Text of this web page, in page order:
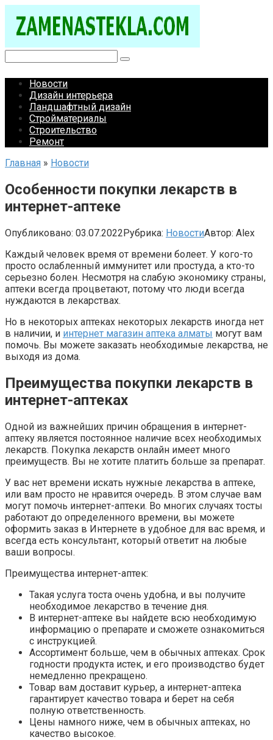
контенту
Новости
Дизайн интерьера
Ландшафтный дизайн
Стройматериалы
Строительство
Ремонт
Главная » Новости
Особенности покупки лекарств в
интернет-аптеке
Опубликовано: 03.07.2022Рубрика: НовостиАвтор: Alex
Каждый человек время от времени болеет. У кого-то
просто ослабленный иммунитет или простуда, а кто-то
серьезно болен. Несмотря на слабую экономику страны,
аптеки всегда процветают, потому что люди всегда
нуждаются в лекарствах.
Но в некоторых аптеках некоторых лекарств иногда нет
в наличии, и интернет магазин аптека алматы могут вам
помочь. Вы можете заказать необходимые лекарства, не
выходя из дома.
Преимущества покупки лекарств в
интернет-аптеках
Одной из важнейших причин обращения в интернет-
аптеку является постоянное наличие всех необходимых
лекарств. Покупка лекарств онлайн имеет много
преимуществ. Вы не хотите платить больше за препарат.
У вас нет времени искать нужные лекарства в аптеке,
или вам просто не нравится очередь. В этом случае вам
могут помочь интернет-аптеки. Во многих случаях тосты
работают до определенного времени, вы можете
оформить заказ в Интернете в удобное для вас время, и
всегда есть консультант, который ответит на любые
ваши вопросы.
Преимущества интернет-аптек:
Такая услуга тоста очень удобна, и вы получите
необходимое лекарство в течение дня.
В интернет-аптеке вы найдете всю необходимую
информацию о препарате и сможете ознакомиться
с инструкцией.
Ассортимент больше, чем в обычных аптеках. Срок
годности продукта истек, и его производство будет
немедленно прекращено.
Товар вам доставит курьер, а интернет-аптека
гарантирует качество товара и берет на себя
полную ответственность.
Цены намного ниже, чем в обычных аптеках, но
качество высокое.